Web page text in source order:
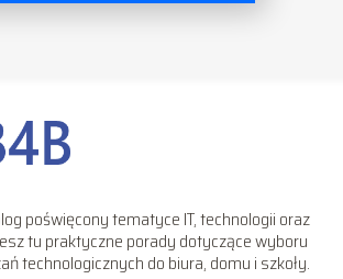
poświęcony tematyce IT, technologii oraz
tu praktyczne porady dotyczące wyboru
technologicznych do biura, domu i szkoły.